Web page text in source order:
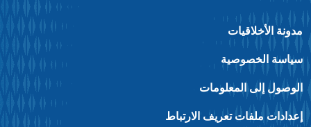
الأخلاقيات
الخصوصية
إلى المعلومات
ملفات تعريف الارتباط